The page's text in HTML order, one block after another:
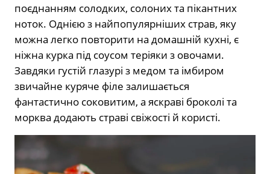
поєднанням солодких, солоних та пікантних
ноток. Однією з найпопулярніших страв, яку
можна легко повторити на домашній кухні, є
ніжна курка під соусом теріяки з овочами.
Завдяки густій глазурі з медом та імбиром
звичайне куряче філе залишається
фантастично соковитим, а яскраві броколі та
морква додають страві свіжості й користі.